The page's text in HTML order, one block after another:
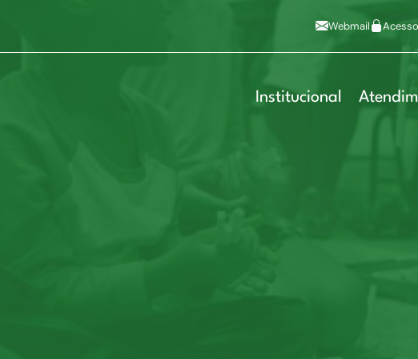
Webmail Acesso
Institucional